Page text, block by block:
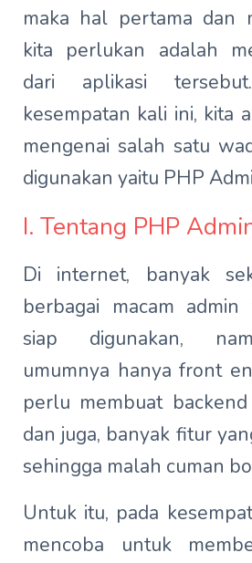
maka hal pertama dan
kita perlukan adalah
dari aplikasi
kesempatan kali ini, kita
mengenai salah satu
digunakan yaitu PHP
I. Tentang PHP
Di internet, banyak
berbagai macam
siap digunakan,
umumnya hanya front
perlu membuat
dan juga, banyak fitur
sehingga malah cuman
Untuk itu, pada
mencoba untuk